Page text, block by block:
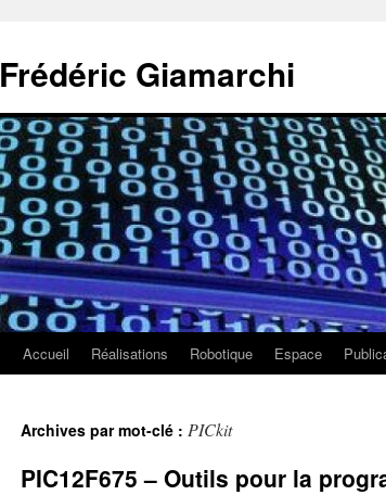
contenu
Frédéric Giamarchi
Accueil Réalisations Robotique Espace
Archives par mot-clé : PICkit
PIC12F675 – Outils pour la